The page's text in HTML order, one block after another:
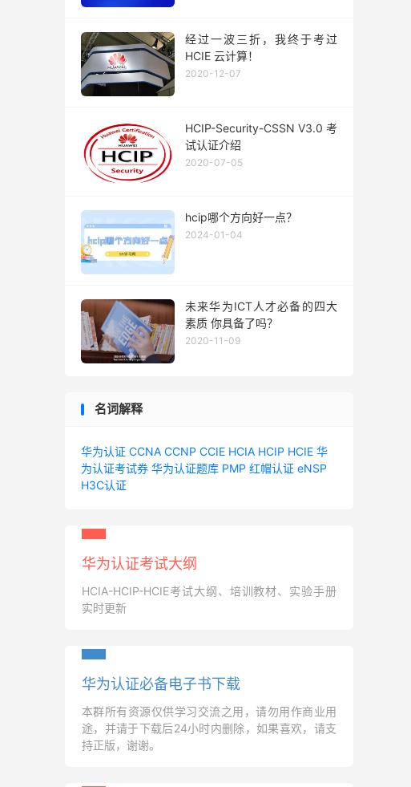
经过一波三折，我终于考过
HCIE 云计算！
2020-12-07
HCIP-Security-CSSN V3.0 考
试认证介绍
2020-07-05
hcip哪个方向好一点？
2024-01-04
未来华为ICT人才必备的四大
素质 你具备了吗？
2020-11-09
名词解释
华为认证 CCNA CCNP CCIE HCIA HCIP HCIE 华
为认证考试券 华为认证题库 PMP 红帽认证 eNSP
H3C认证
华为认证考试大纲
HCIA-HCIP-HCIE考试大纲、培训教材、实验手册
实时更新
华为认证必备电子书下载
本群所有资源仅供学习交流之用，请勿用作商业用
途，并请于下载后24小时内删除，如果喜欢，请支
持正版，谢谢。